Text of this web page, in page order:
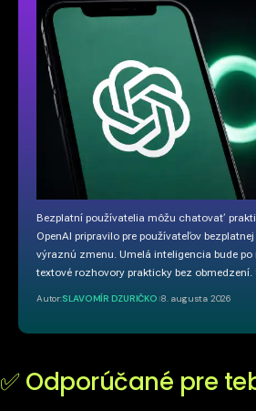
Bezplatní používatelia môžu chatovať
OpenAI pripravilo pre používateľov
výraznú zmenu. Umelá inteligencia bude
textové rozhovory prakticky bez
Autor:SLAVOMÍR DZURIČKO 8. augusta 2026
✅ Odporúčané pre